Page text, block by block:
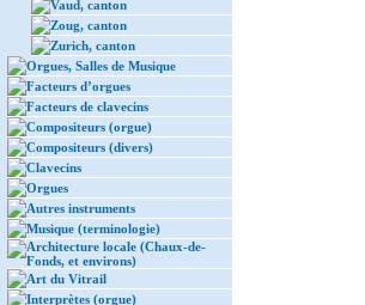
Vaud, canton
Zoug, canton
Zurich, canton
Orgues, Salles de Musique
Facteurs d’orgues
Facteurs de clavecins
Compositeurs (orgue)
Compositeurs (divers)
Clavecins
Orgues
Autres instruments
Musique (terminologie)
Architecture locale (Chaux-de-
Fonds, et environs)
Art du Vitrail
Interprètes (orgue)